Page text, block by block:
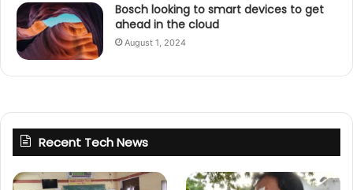
Bosch looking to smart devices to get
ahead in the cloud
August 1, 2024
Recent Tech News